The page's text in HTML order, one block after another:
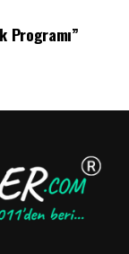
Programı”